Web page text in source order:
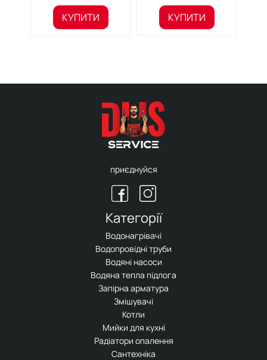
КУПИТИ КУПИТИ
приєднуйся
Категорії
Водонагрівачі
Водопровідні труби
Водяні насоси
Водяна тепла підлога
Запірна арматура
Змішувачі
Котли
Мийки для кухні
Радіатори опалення
Сантехніка